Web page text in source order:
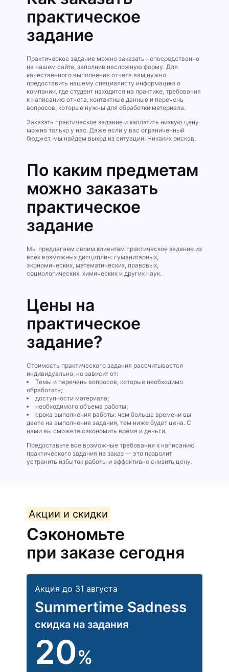
практическое
задание
Практическое задание можно заказать непосредственно
на нашем сайте, заполнив несложную форму. Для
качественного выполнения отчета вам нужно
предоставить нашему специалисту информацию о
компании, где студент находится на практике, требования
к написанию отчета, контактные данные и перечень
вопросов, которые нужны для обработки материала.
Заказать практическое задание и заплатить низкую цену
можно только у нас. Даже если у вас ограниченный
бюджет, мы найдем выход из ситуации. Никаких рисков.
По каким предметам
можно заказать
практическое
задание
Мы предлагаем своим клиентам практическое задание из
всех возможных дисциплин: гуманитарных,
экономических, математических, правовых,
социологических, химических и других наук.
Цены на
практическое
задание?
Стоимость практического задания рассчитывается
индивидуально, но зависит от:
Темы и перечень вопросов, которые необходимо
обработать;
доступности материала;
необходимого объема работы;
срока выполнения работы: чем больше времени вы
даете на выполнение задания, тем ниже будет цена. С
нами вы сможете сэкономить время и деньги.
Предоставьте все возможные требования к написанию
практического задания на заказ — это позволит
устранить избыток работы и эффективно снизить цену.
Акции и скидки
Сэкономьте
при заказе сегодня
Акция до 31 августа
Summertime Sadness
скидка на задания
20%